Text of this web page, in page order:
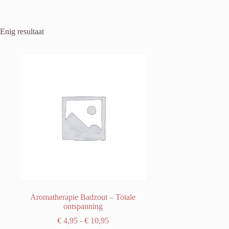
Enig resultaat
Aromatherapie Badzout – Totale
ontspanning
€4,95 - €10,95Prijsklasse: